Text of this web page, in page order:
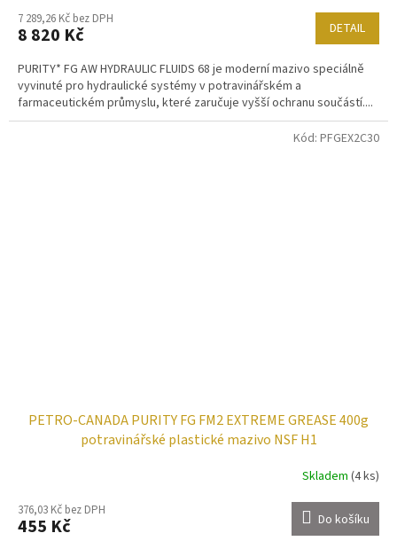
7 289,26 Kč bez DPH
8 820 Kč DETAIL
PURITY* FG AW HYDRAULIC FLUIDS 68 je moderní mazivo speciálně
vyvinuté pro hydraulické systémy v potravinářském a
farmaceutickém průmyslu, které zaručuje vyšší ochranu součástí....
PETRO-CANADA PURITY FG FM2 EXTREME GREASE 400g
potravinářské plastické mazivo NSF H1
Skladem (4 ks)
376,03 Kč bez DPH
455 Kč Do košíku
Kód: PFGEX2C30